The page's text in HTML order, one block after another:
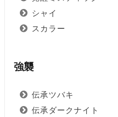
シャイ
スカラー
強襲
伝承ツバキ
伝承ダークナイト